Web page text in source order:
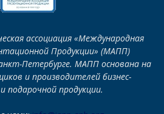
ассоциация «Международная
Продукции» (МАПП)
Петербурге. МАПП основана на
и производителей бизнес-
подарочной продукции.